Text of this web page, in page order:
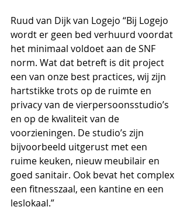
Ruud van Dijk van Logejo “Bij Logejo
wordt er geen bed verhuurd voordat
het minimaal voldoet aan de SNF
norm. Wat dat betreft is dit project
een van onze best practices, wij zijn
hartstikke trots op de ruimte en
privacy van de vierpersoonsstudio’s
en op de kwaliteit van de
voorzieningen. De studio’s zijn
bijvoorbeeld uitgerust met een
ruime keuken, nieuw meubilair en
goed sanitair. Ook bevat het complex
een fitnesszaal, een kantine en een
leslokaal.”